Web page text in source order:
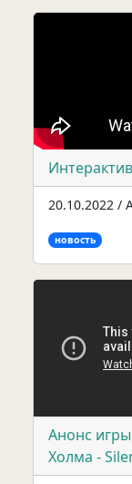
20.10.2022 /
новость
Анонс
Холма -